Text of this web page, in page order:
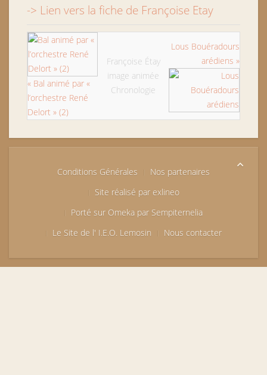
-> Lien vers la fiche de Françoise Etay
« Bal animé par «
l’orchestre René
Delort » (2)
Françoise Étay
image animée
Chronologie
Lous Bouéradours
arédiens »
Conditions Générales
Nos partenaires
Site réalisé par exlineo
Porté sur Omeka par Sempiternelia
Le Site de l' I.E.O. Lemosin
Nous contacter